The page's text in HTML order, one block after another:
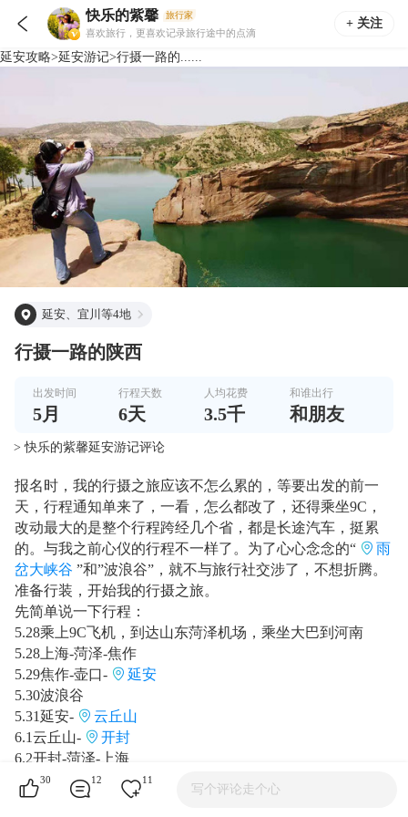
 快乐的紫馨 旅行家
喜欢旅行，更喜欢记录旅行途中的点滴
+ 关注
延安攻略>延安游记>行摄一路的......
延安、宜川等4地
行摄一路的陕西
出发时间
5月
行程天数
6天
人均花费
3.5千
和谁出行
和朋友
> 快乐的紫馨延安游记评论
报名时，我的行摄之旅应该不怎么累的，等要出发的前一
天，行程通知单来了，一看，怎么都改了，还得乘坐9C，
改动最大的是整个行程跨经几个省，都是长途汽车，挺累
的。与我之前心仪的行程不一样了。为了心心念念的“
雨
岔大峡谷 ”和”波浪谷”，就不与旅行社交涉了，不想折腾。
准备行装，开始我的行摄之旅。
先简单说一下行程：
5.28乘上9C飞机，到达山东菏泽机场，乘坐大巴到河南
5.28上海-菏泽-焦作
5.29焦作-壶口-
延安
5.30波浪谷
5.31延安-
云丘山
6.1云丘山-
开封
6.2开封-菏泽-上海
按着时间，具体行程：
30 12 11
写个评论走个心